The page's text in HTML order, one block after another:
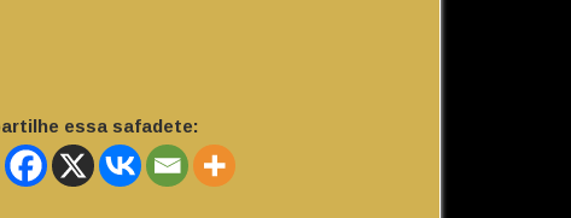
essa safadete: